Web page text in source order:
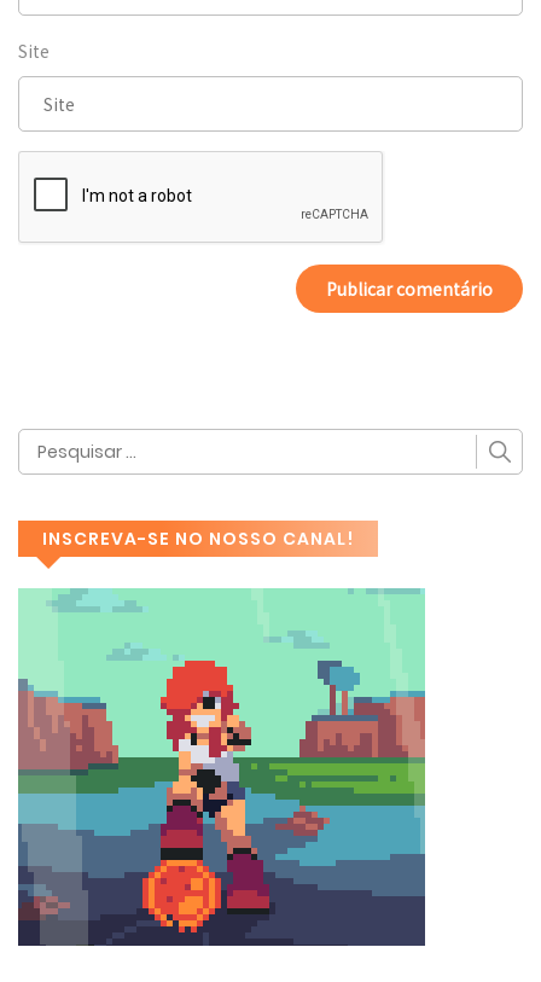
Site
INSCREVA-SE NO NOSSO CANAL!